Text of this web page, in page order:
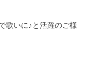
歌いに♪と活躍のご様